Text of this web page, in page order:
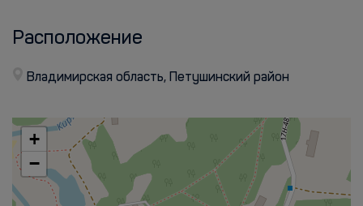
Расположение
Владимирская область, Петушинский район
+
−